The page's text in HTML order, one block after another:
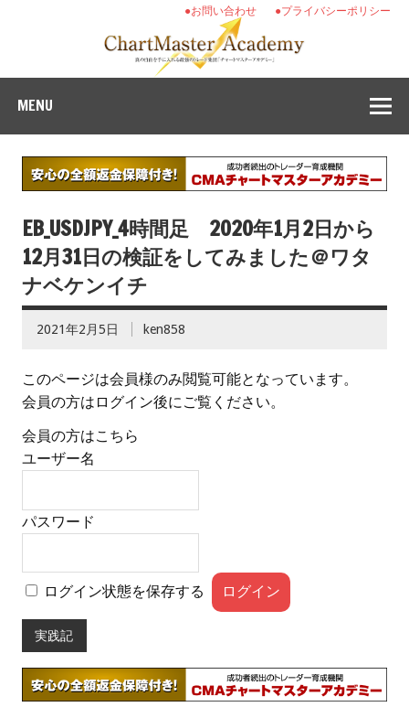
●プライバシーポリシー
●お問い合わせ
MENU
EB_USDJPY_4時間足 2020年1月2日から
12月31日の検証をしてみました＠ワタ
ナベケンイチ
2021年2月5日 ken858
このページは会員様のみ閲覧可能となっています。
会員の方はログイン後にご覧ください。
会員の方はこちら
ユーザー名
パスワード
ログイン状態を保存する
実践記